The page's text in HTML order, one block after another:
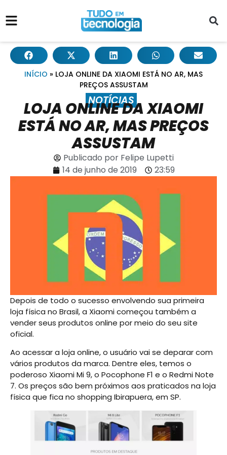
INÍCIO » LOJA ONLINE DA XIAOMI ESTÁ NO AR, MAS
PREÇOS ASSUSTAM
NOTÍCIAS
LOJA ONLINE DA XIAOMI
ESTÁ NO AR, MAS PREÇOS
ASSUSTAM
Publicado porFelipe Lupetti
14 de junho de 2019
23:59
Depois de todo o sucesso envolvendo sua primeira
loja física no Brasil, a Xiaomi começou também a
vender seus produtos online por meio do seu site
oficial.
Ao acessar a loja online, o usuário vai se deparar com
vários produtos da marca. Dentre eles, temos o
poderoso Xiaomi Mi 9, o Pocophone F1 e o Redmi Note
7. Os preços são bem próximos aos praticados na loja
física que fica no shopping Ibirapuera, em SP.